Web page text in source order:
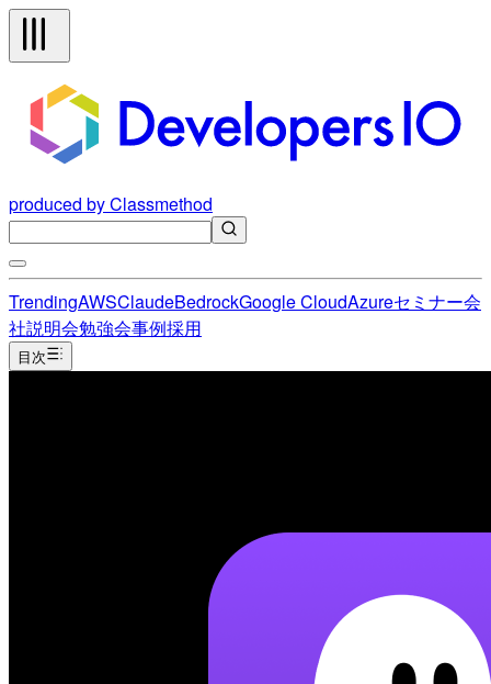
produced by Classmethod
TrendingAWSClaudeBedrockGoogle CloudAzureセミナー会
社説明会勉強会事例採用
目次